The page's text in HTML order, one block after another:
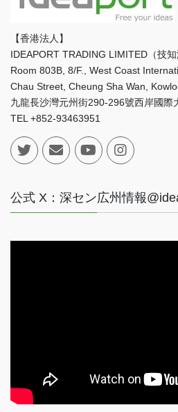
【香港法人】
IDEAPORT TRADING LIMITED（技知
Room 803B, 8/F., West Coast
Chau Street, Cheung Sha Wan,
九龍長沙灣元州街290-296號西岸國際
TEL +852-93463951
公式 X：深セン広州情報